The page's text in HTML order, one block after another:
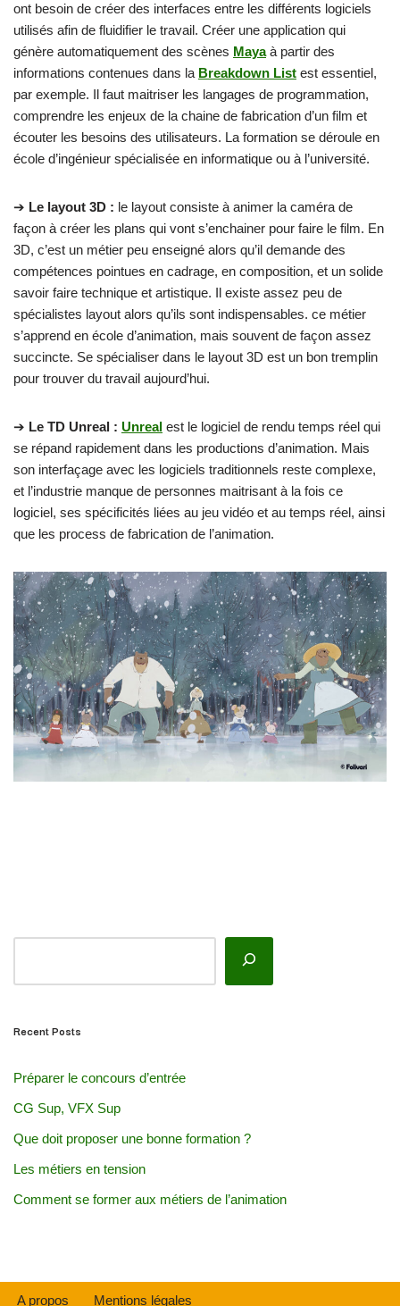
ont besoin de créer des interfaces entre les différents logiciels
utilisés afin de fluidifier le travail. Créer une application qui
génère automatiquement des scènes Mayaà partir des
informations contenues dans la Breakdown List est essentiel,
par exemple. Il faut maitriser les langages de programmation,
comprendre les enjeux de la chaine de fabrication d’un film et
écouter les besoins des utilisateurs. La formation se déroule en
école d’ingénieur spécialisée en informatique ou à l’université.
➔ Le layout 3D : le layout consiste à animer la caméra de
façon à créer les plans qui vont s’enchainer pour faire le film. En
3D, c’est un métier peu enseigné alors qu’il demande des
compétences pointues en cadrage, en composition, et un solide
savoir faire technique et artistique. Il existe assez peu de
spécialistes layout alors qu’ils sont indispensables. ce métier
s’apprend en école d’animation, mais souvent de façon assez
succincte. Se spécialiser dans le layout 3D est un bon tremplin
pour trouver du travail aujourd’hui.
➔ Le TD Unreal : Unreal est le logiciel de rendu temps réel qui
se répand rapidement dans les productions d’animation. Mais
son interfaçage avec les logiciels traditionnels reste complexe,
et l’industrie manque de personnes maitrisant à la fois ce
logiciel, ses spécificités liées au jeu vidéo et au temps réel, ainsi
que les process de fabrication de l’animation.
Recent Posts
Préparer le concours d’entrée
CG Sup, VFX Sup
Que doit proposer une bonne formation ?
Les métiers en tension
Comment se former aux métiers de l’animation
A propos Mentions légales